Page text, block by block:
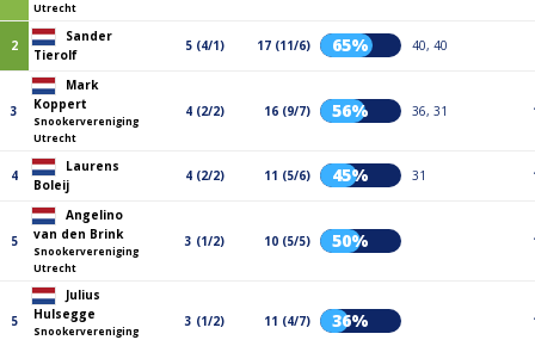
Utrecht
2
Sander
Tierolf
5 (4/1) 17 (11/6) 65% 40, 40
3
Mark
Koppert
Snookervereniging
Utrecht
4 (2/2) 16 (9/7) 56% 36, 31
4
Laurens
Boleij
4 (2/2) 11 (5/6) 45% 31
5
Angelino
van den Brink
Snookervereniging
Utrecht
3 (1/2) 10 (5/5) 50%
5
Julius
Hulsegge
Snookervereniging
3 (1/2) 11 (4/7) 36%